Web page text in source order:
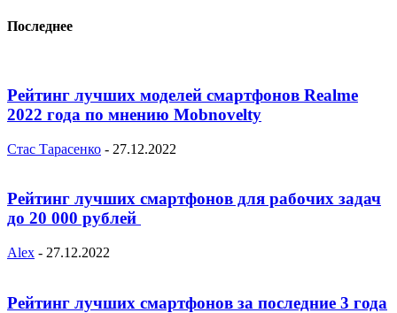
Последнее
Рейтинг лучших моделей смартфонов Realme
2022 года по мнению Mobnovelty
Стас Тарасенко - 27.12.2022
Рейтинг лучших смартфонов для рабочих задач
до 20 000 рублей
Alex - 27.12.2022
Рейтинг лучших смартфонов за последние 3 года